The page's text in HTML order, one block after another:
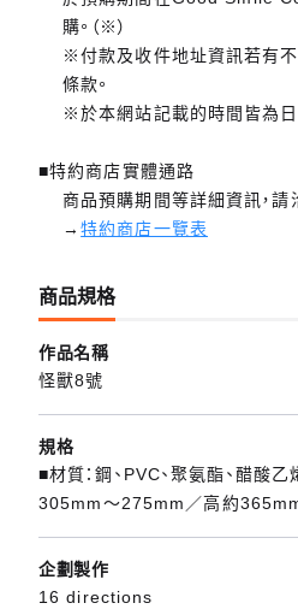
購。（※）
※付款及收件地址資訊若有
條款。
※於本網站記載的時間皆為日
■特約商店實體通路
商品預購期間等詳細資訊，請
→特約商店一覽表
商品規格
作品名稱
怪獸8號
規格
■材質：鋼、PVC、聚氨酯、醋酸
305mm～275mm／高約
企劃製作
16 directions